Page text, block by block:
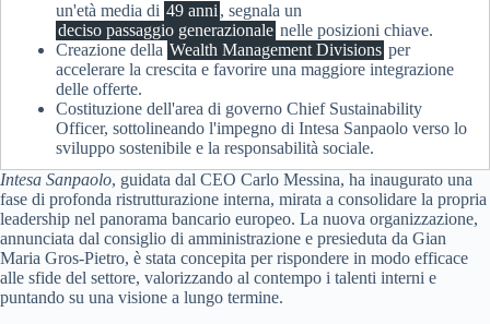
un'età media di 49 anni , segnala un
deciso passaggio generazionale nelle posizioni chiave.
Creazione della Wealth Management Divisions per
accelerare la crescita e favorire una maggiore integrazione
delle offerte.
Costituzione dell'area di governo Chief Sustainability
Officer, sottolineando l'impegno di Intesa Sanpaolo verso lo
sviluppo sostenibile e la responsabilità sociale.
Intesa Sanpaolo, guidata dal CEO Carlo Messina, ha inaugurato una
fase di profonda ristrutturazione interna, mirata a consolidare la propria
leadership nel panorama bancario europeo. La nuova organizzazione,
annunciata dal consiglio di amministrazione e presieduta da Gian
Maria Gros-Pietro, è stata concepita per rispondere in modo efficace
alle sfide del settore, valorizzando al contempo i talenti interni e
puntando su una visione a lungo termine.